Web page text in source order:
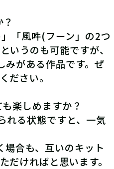
「風吽(フーン」の2つ
いうのも可能ですが、
みがある作品です。ぜ
ださい。
楽しめますか？
る状態ですと、一気
場合も、互いのキット
だければと思います。